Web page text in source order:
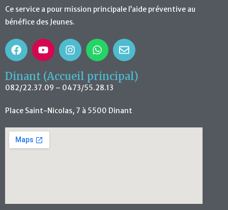
Ce service a pour mission principale l’aide préventive au
bénéfice des Jeunes.
Dinant (Accueil principal)
082/22.37.09 – 0473/55.28.13
Place Saint-Nicolas, 7 à 5500 Dinant